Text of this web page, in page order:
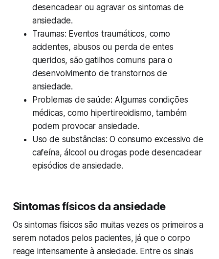
desencadear ou agravar os sintomas de
ansiedade.
Traumas: Eventos traumáticos, como
acidentes, abusos ou perda de entes
queridos, são gatilhos comuns para o
desenvolvimento de transtornos de
ansiedade.
Problemas de saúde: Algumas condições
médicas, como hipertireoidismo, também
podem provocar ansiedade.
Uso de substâncias: O consumo excessivo de
cafeína, álcool ou drogas pode desencadear
episódios de ansiedade.
Sintomas físicos da ansiedade
Os sintomas físicos são muitas vezes os primeiros a
serem notados pelos pacientes, já que o corpo
reage intensamente à ansiedade. Entre os sinais